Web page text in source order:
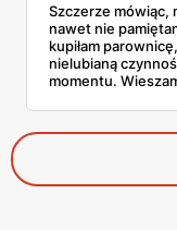
Szczerze mówiąc,
nawet nie
kupiłam
nielubianą
momentu.
zaczyna się
zatrzęsienie, a nie